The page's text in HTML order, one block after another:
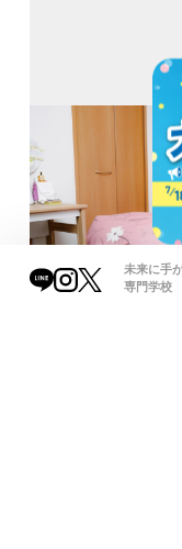
未来に手
専門学校